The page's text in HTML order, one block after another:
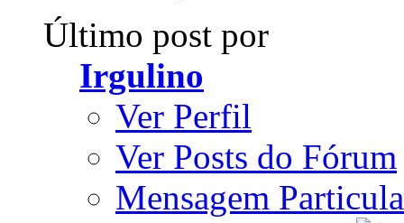
Último post por
Irgulino
Ver Perfil
Ver Posts do Fórum
Mensagem